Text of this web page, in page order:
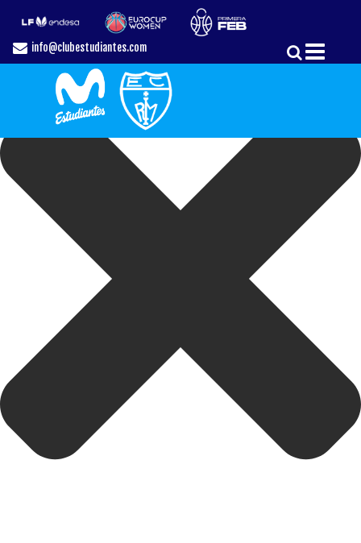
Gestionar el Consentimiento de las Cookies
info@clubestudiantes.com